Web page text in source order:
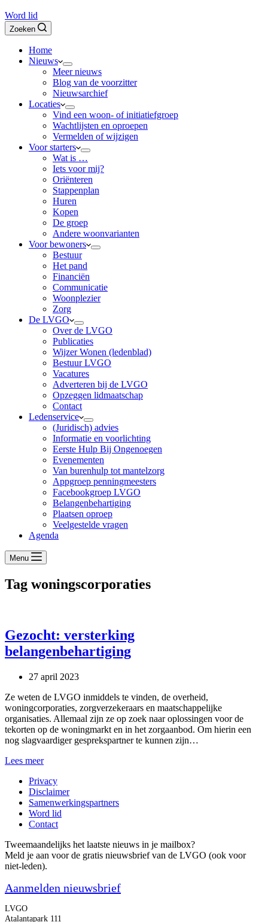
Word lid
Zoeken
Home
Nieuws
Meer nieuws
Blog van de voorzitter
Nieuwsarchief
Locaties
Vind een woon- of initiatiefgroep
Wachtlijsten en oproepen
Vermelden of wijzigen
Voor starters
Wat is …
Iets voor mij?
Oriënteren
Stappenplan
Huren
Kopen
De groep
Andere woonvarianten
Voor bewoners
Bestuur
Het pand
Financiën
Communicatie
Woonplezier
Zorg
De LVGO
Over de LVGO
Publicaties
Wijzer Wonen (ledenblad)
Bestuur LVGO
Vacatures
Adverteren bij de LVGO
Opzeggen lidmaatschap
Contact
Ledenservice
(Juridisch) advies
Informatie en voorlichting
Eerste Hulp Bij Ongenoegen
Evenementen
Van burenhulp tot mantelzorg
Appgroep penningmeesters
Facebookgroep LVGO
Belangenbehartiging
Plaatsen oproep
Veelgestelde vragen
Agenda
Menu
Tag woningscorporaties
Gezocht: versterking
belangenbehartiging
27 april 2023
Ze weten de LVGO inmiddels te vinden, de overheid,
woningcorporaties, zorgverzekeraars en maatschappelijke
organisaties. Allemaal zijn ze op zoek naar oplossingen voor de
tekorten op de woningmarkt en in het zorgaanbod. Om hierin een
nog slagvaardiger gesprekspartner te kunnen zijn…
Lees meerGezocht:
belangenbehartiging
Privacy
Disclaimer
Samenwerkingspartners
Word lid
Contact
Tweemaandelijks het laatste nieuws in je mailbox?
Meld je aan voor de gratis nieuwsbrief van de LVGO (ook voor
niet-leden).
Aanmelden nieuwsbrief
LVGO
Atalantapark 111